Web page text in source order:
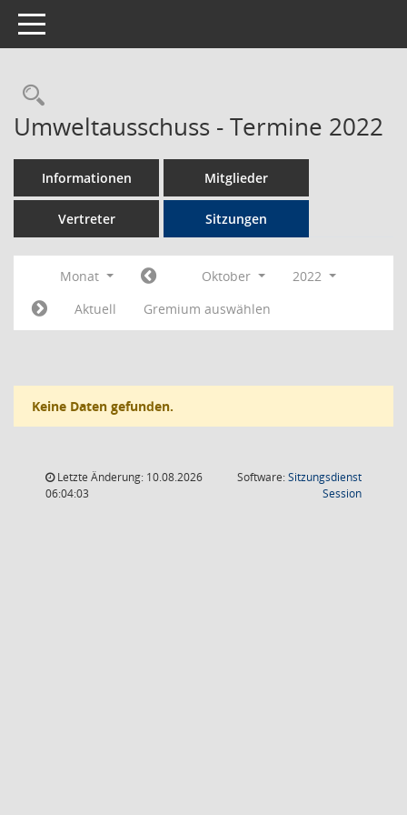
Toggle navigation
Rechercheauswahl
Umweltausschuss - Termine 2022
Informationen Mitglieder
Vertreter Sitzungen
Monat Oktober
2022
Aktuell
Gremium auswählen
Keine Daten gefunden.
Letzte Änderung: 10.08.2026
06:04:03
Software:Sitzungsdienst
Session(Wird in